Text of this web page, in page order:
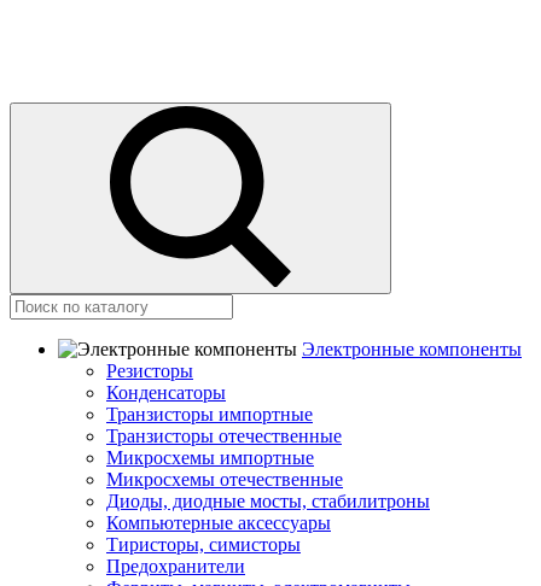
Электронные компоненты
Резисторы
Конденсаторы
Транзисторы импортные
Транзисторы отечественные
Микросхемы импортные
Микросхемы отечественные
Диоды, диодные мосты, стабилитроны
Компьютерные аксессуары
Тиристоры, симисторы
Предохранители